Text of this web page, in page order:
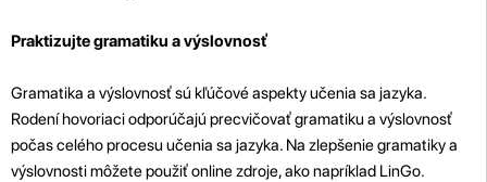
Praktizujte gramatiku a výslovnosť
Gramatika a výslovnosť sú kľúčové aspekty učenia sa jazyka.
Rodení hovoriaci odporúčajú precvičovať gramatiku a výslovnosť
počas celého procesu učenia sa jazyka. Na zlepšenie gramatiky a
výslovnosti môžete použiť online zdroje, ako napríklad LinGo.